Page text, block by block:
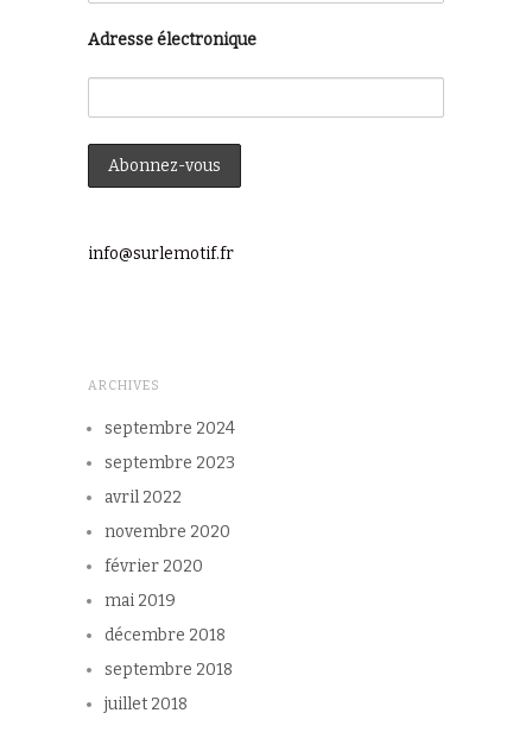
Adresse électronique
info@surlemotif.fr
ARCHIVES
septembre 2024
septembre 2023
avril 2022
novembre 2020
février 2020
mai 2019
décembre 2018
septembre 2018
juillet 2018